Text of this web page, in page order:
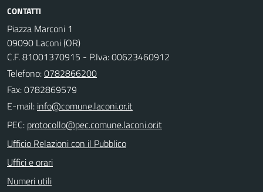
CONTATTI
Piazza Marconi 1
09090 Laconi (OR)
C.F. 81001370915 - P.Iva: 00623460912
Telefono:0782866200
Fax: 0782869579
E-mail:
PEC:
Ufficio Relazioni con il Pubblico
Uffici e orari
Numeri utili